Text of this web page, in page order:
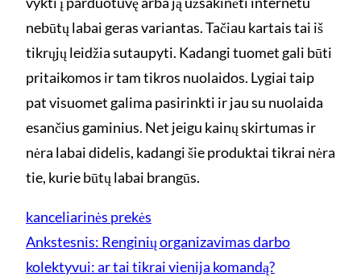
nebūtų labai geras variantas. Tačiau kartais tai iš
tikrųjų leidžia sutaupyti. Kadangi tuomet gali būti
pritaikomos ir tam tikros nuolaidos. Lygiai taip
pat visuomet galima pasirinkti ir jau su nuolaida
esančius gaminius. Net jeigu kainų skirtumas ir
nėra labai didelis, kadangi šie produktai tikrai nėra
tie, kurie būtų labai brangūs.
kanceliarinės prekės
Ankstesnis: Renginių organizavimas darbo
kolektyvui: ar tai tikrai vienija komandą?